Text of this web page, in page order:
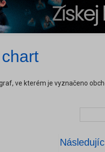
ve kterém je vyznačeno